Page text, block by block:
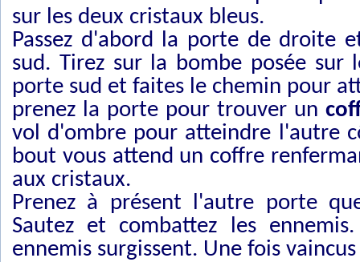
sur les deux cristaux bleus.
Passez d'abord la porte de droite
sud. Tirez sur la bombe posée sur
porte sud et faites le chemin pour
prenez la porte pour trouver un
vol d'ombre pour atteindre l'autre
bout vous attend un coffre
aux cristaux.
Prenez à présent l'autre porte
Sautez et combattez les
ennemis surgissent. Une fois